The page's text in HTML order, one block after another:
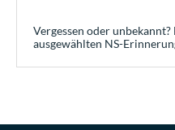
Vergessen oder
ausgewählten NS-